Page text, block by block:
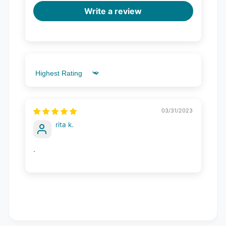
Write a review
Sort by
03/31/2023
rita k.
.